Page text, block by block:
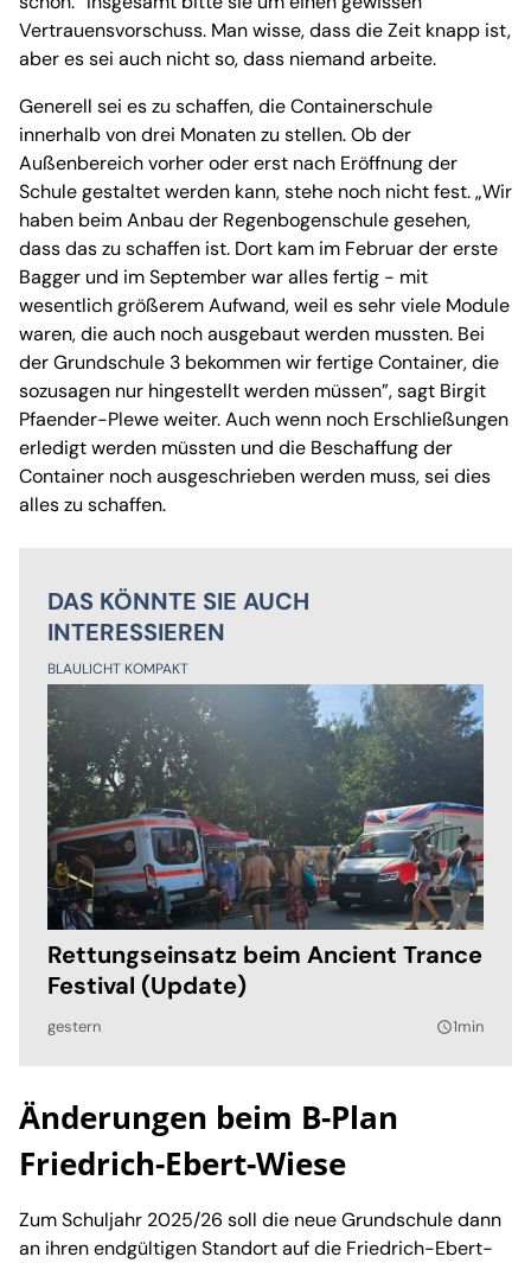
Vertrauensvorschuss. Man wisse, dass die Zeit knapp ist,
aber es sei auch nicht so, dass niemand arbeite.
Generell sei es zu schaffen, die Containerschule
innerhalb von drei Monaten zu stellen. Ob der
Außenbereich vorher oder erst nach Eröffnung der
Schule gestaltet werden kann, stehe noch nicht fest. „Wir
haben beim Anbau der Regenbogenschule gesehen,
dass das zu schaffen ist. Dort kam im Februar der erste
Bagger und im September war alles fertig - mit
wesentlich größerem Aufwand, weil es sehr viele Module
waren, die auch noch ausgebaut werden mussten. Bei
der Grundschule 3 bekommen wir fertige Container, die
sozusagen nur hingestellt werden müssen”, sagt Birgit
Pfaender-Plewe weiter. Auch wenn noch Erschließungen
erledigt werden müssten und die Beschaffung der
Container noch ausgeschrieben werden muss, sei dies
alles zu schaffen.
DAS KÖNNTE SIE AUCH
INTERESSIEREN
BLAULICHT KOMPAKT
Rettungseinsatz beim Ancient Trance
Festival (Update)
gestern query_builder1min
Änderungen beim B-Plan
Friedrich-Ebert-Wiese
Zum Schuljahr 2025/26 soll die neue Grundschule dann
an ihren endgültigen Standort auf die Friedrich-Ebert-